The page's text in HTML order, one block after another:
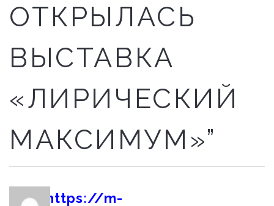
ОТКРЫЛАСЬ
ВЫСТАВКА
«ЛИРИЧЕСКИЙ
МАКСИМУМ»”
https://m-